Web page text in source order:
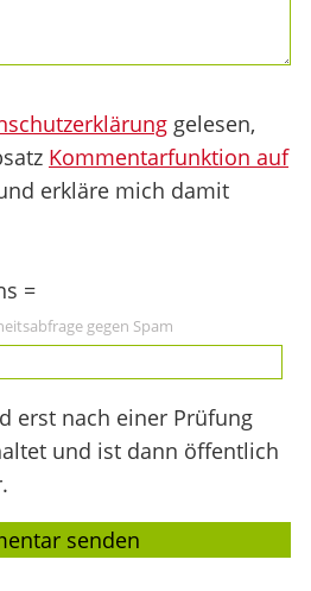
gelesen,
Kommentarfunktion auf
erkläre mich damit
=
gegen Spam
erst nach einer Prüfung
und ist dann öffentlich